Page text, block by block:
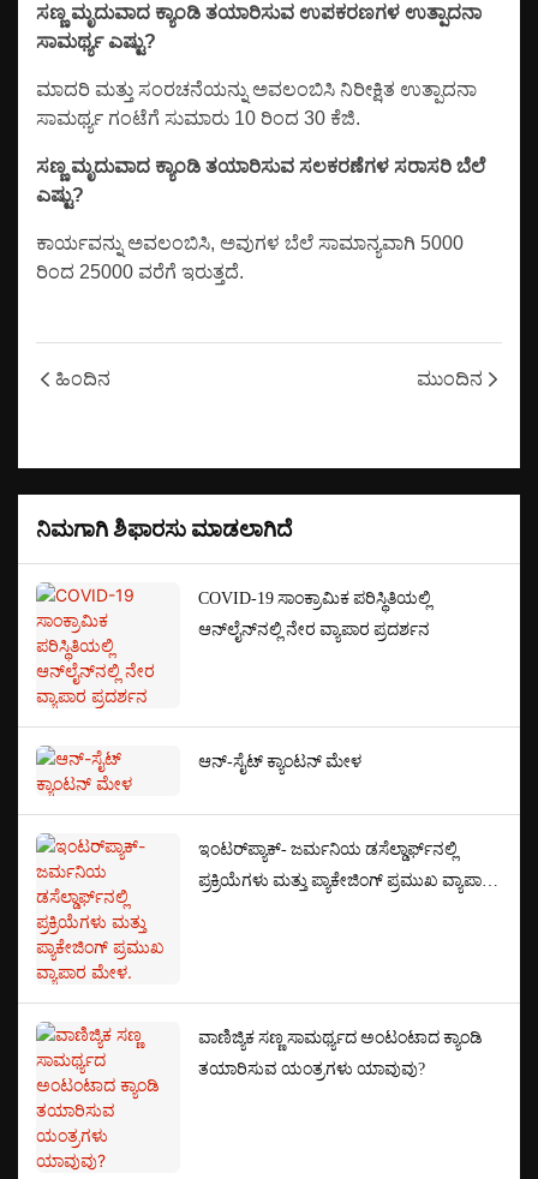
ಸಣ್ಣ ಮೃದುವಾದ ಕ್ಯಾಂಡಿ ತಯಾರಿಸುವ ಉಪಕರಣಗಳ ಉತ್ಪಾದನಾ
ಸಾಮರ್ಥ್ಯ ಎಷ್ಟು?
ಮಾದರಿ ಮತ್ತು ಸಂರಚನೆಯನ್ನು ಅವಲಂಬಿಸಿ ನಿರೀಕ್ಷಿತ ಉತ್ಪಾದನಾ
ಸಾಮರ್ಥ್ಯ ಗಂಟೆಗೆ ಸುಮಾರು 10 ರಿಂದ 30 ಕೆಜಿ.
ಸಣ್ಣ ಮೃದುವಾದ ಕ್ಯಾಂಡಿ ತಯಾರಿಸುವ ಸಲಕರಣೆಗಳ ಸರಾಸರಿ ಬೆಲೆ
ಎಷ್ಟು?
ಕಾರ್ಯವನ್ನು ಅವಲಂಬಿಸಿ, ಅವುಗಳ ಬೆಲೆ ಸಾಮಾನ್ಯವಾಗಿ 5000
ರಿಂದ 25000 ವರೆಗೆ ಇರುತ್ತದೆ.
ಹಿಂದಿನ ಮುಂದಿನ
ನಿಮಗಾಗಿ ಶಿಫಾರಸು ಮಾಡಲಾಗಿದೆ
COVID-19 ಸಾಂಕ್ರಾಮಿಕ ಪರಿಸ್ಥಿತಿಯಲ್ಲಿ
ಆನ್‌ಲೈನ್‌ನಲ್ಲಿ ನೇರ ವ್ಯಾಪಾರ ಪ್ರದರ್ಶನ
ಆನ್-ಸೈಟ್ ಕ್ಯಾಂಟನ್ ಮೇಳ
ಇಂಟರ್‌ಪ್ಯಾಕ್- ಜರ್ಮನಿಯ ಡಸೆಲ್ಡಾರ್ಫ್‌ನಲ್ಲಿ
ಪ್ರಕ್ರಿಯೆಗಳು ಮತ್ತು ಪ್ಯಾಕೇಜಿಂಗ್ ಪ್ರಮುಖ ವ್ಯಾಪಾರ
ವಾಣಿಜ್ಯಿಕ ಸಣ್ಣ ಸಾಮರ್ಥ್ಯದ ಅಂಟಂಟಾದ ಕ್ಯಾಂಡಿ
ತಯಾರಿಸುವ ಯಂತ್ರಗಳು ಯಾವುವು?